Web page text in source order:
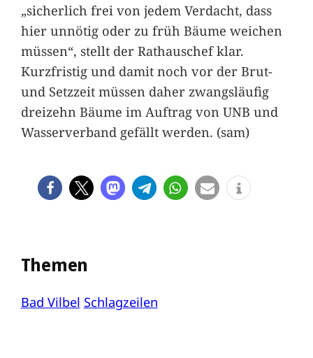
„sicherlich frei von jedem Verdacht, dass
hier unnötig oder zu früh Bäume weichen
müssen“, stellt der Rathauschef klar.
Kurzfristig und damit noch vor der Brut-
und Setzzeit müssen daher zwangsläufig
dreizehn Bäume im Auftrag von UNB und
Wasserverband gefällt werden. (sam)
Themen
Bad Vilbel Schlagzeilen